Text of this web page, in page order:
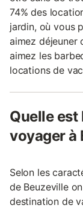
74% des
jardin, où vous
aimez déjeuner
aimez les
locations de
Quelle
voyager à
Selon les
de Beuzeville
destination de